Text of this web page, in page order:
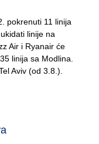
pokrenuti 11 linija
linije na
Air i Ryanair će
linija sa Modlina.
Aviv (od 3.8.).